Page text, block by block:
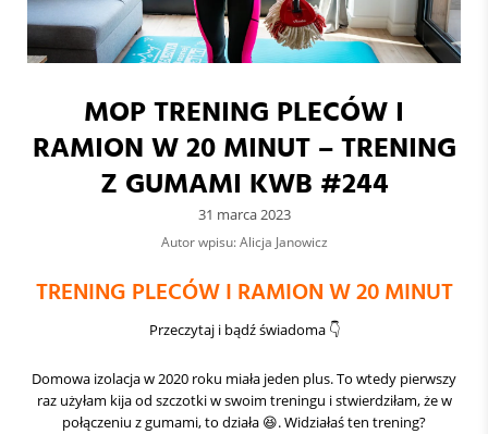
MOP TRENING PLECÓW I
RAMION W 20 MINUT – TRENING
Z GUMAMI KWB #244
31 marca 2023
Autor wpisu: Alicja Janowicz
TRENING PLECÓW I RAMION W 20 MINUT
Przeczytaj i bądź świadoma 👇
Domowa izolacja w 2020 roku miała jeden plus. To wtedy pierwszy
raz użyłam kija od szczotki w swoim treningu i stwierdziłam, że w
połączeniu z gumami, to działa 😆. Widziałaś ten trening?